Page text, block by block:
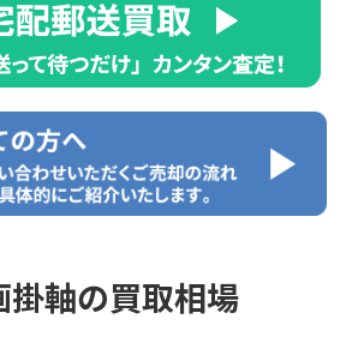
掛軸の買取相場